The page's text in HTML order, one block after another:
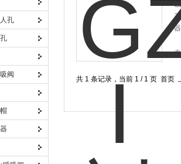
孔
阀
共 1 条记录，当前 1 / 1 页 首页